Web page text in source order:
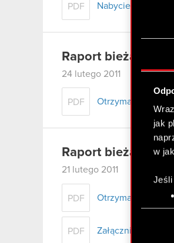
jak
w
PDF Nabycie aktywów
Raport bieżący nr
24 lutego 2011
PDF Otrzymanie
Raport bieżący nr
21 lutego 2011
PDF Otrzymanie
PDF Załącznik 1